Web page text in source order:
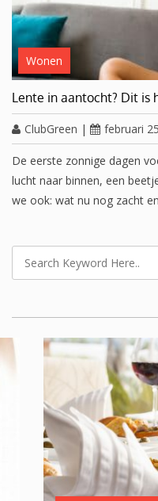
Wonen
Lente in aantocht? Dit is
ClubGreen | februari
De eerste zonnige dagen
lucht naar binnen, een
we ook: wat nu nog zacht